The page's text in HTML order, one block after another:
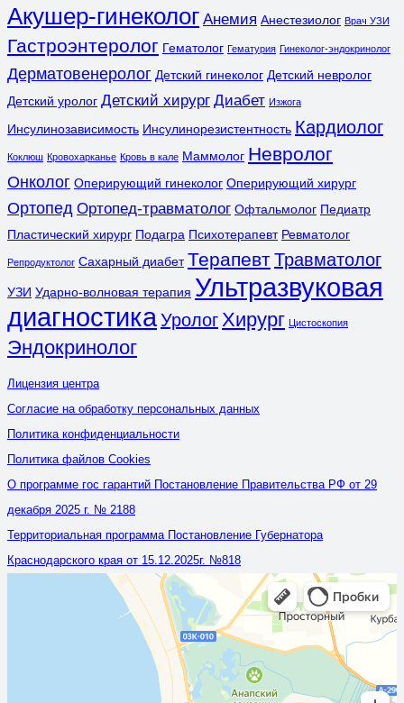
Акушер-гинеколог Анемия Анестезиолог Врач УЗИ
Гастроэнтеролог Гематолог Гематурия Гинеколог-эндокринолог
Дерматовенеролог Детский гинеколог Детский невролог
Детский уролог Детский хирург Диабет Изжога
Инсулинозависимость Инсулинорезистентность Кардиолог
Коклюш Кровохарканье Кровь в кале Маммолог Невролог
Онколог Оперирующий гинеколог Оперирующий хирург
Ортопед Ортопед-травматолог Офтальмолог Педиатр
Пластический хирург Подагра Психотерапевт Ревматолог
Репродуктолог Сахарный диабет ТерапевтТравматолог
УЗИ Ударно-волновая терапия Ультразвуковая
диагностикаУрологХирург Цистоскопия
Эндокринолог
Лицензия центра
Согласие на обработку персональных данных
Политика конфиденциальности
Политика файлов Cookies
О программе гос гарантий Постановление Правительства РФ от 29
декабря 2025 г. № 2188
Территориальная программа Постановление Губернатора
Краснодарского края от 15.12.2025г. №818